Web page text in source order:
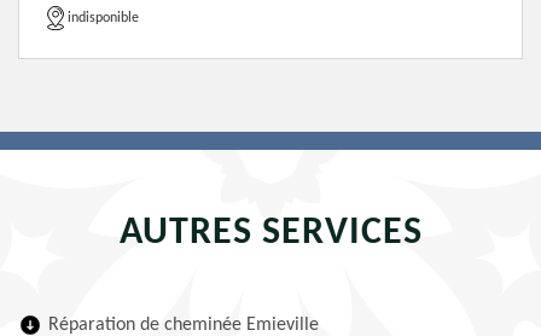
indisponible
AUTRES SERVICES
Réparation de cheminée Emieville